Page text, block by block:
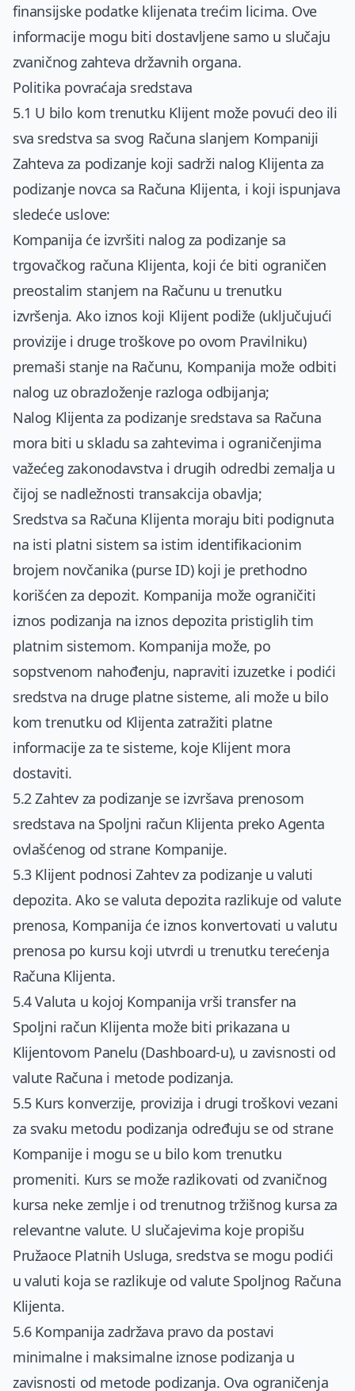
finansijske podatke klijenata trećim licima. Ove
informacije mogu biti dostavljene samo u slučaju
zvaničnog zahteva državnih organa.
Politika povraćaja sredstava
5.1 U bilo kom trenutku Klijent može povući deo ili
sva sredstva sa svog Računa slanjem Kompaniji
Zahteva za podizanje koji sadrži nalog Klijenta za
podizanje novca sa Računa Klijenta, i koji ispunjava
sledeće uslove:
Kompanija će izvršiti nalog za podizanje sa
trgovačkog računa Klijenta, koji će biti ograničen
preostalim stanjem na Računu u trenutku
izvršenja. Ako iznos koji Klijent podiže (uključujući
provizije i druge troškove po ovom Pravilniku)
premaši stanje na Računu, Kompanija može odbiti
nalog uz obrazloženje razloga odbijanja;
Nalog Klijenta za podizanje sredstava sa Računa
mora biti u skladu sa zahtevima i ograničenjima
važećeg zakonodavstva i drugih odredbi zemalja u
čijoj se nadležnosti transakcija obavlja;
Sredstva sa Računa Klijenta moraju biti podignuta
na isti platni sistem sa istim identifikacionim
brojem novčanika (purse ID) koji je prethodno
korišćen za depozit. Kompanija može ograničiti
iznos podizanja na iznos depozita pristiglih tim
platnim sistemom. Kompanija može, po
sopstvenom nahođenju, napraviti izuzetke i podići
sredstva na druge platne sisteme, ali može u bilo
kom trenutku od Klijenta zatražiti platne
informacije za te sisteme, koje Klijent mora
dostaviti.
5.2 Zahtev za podizanje se izvršava prenosom
sredstava na Spoljni račun Klijenta preko Agenta
ovlašćenog od strane Kompanije.
5.3 Klijent podnosi Zahtev za podizanje u valuti
depozita. Ako se valuta depozita razlikuje od valute
prenosa, Kompanija će iznos konvertovati u valutu
prenosa po kursu koji utvrdi u trenutku terećenja
Računa Klijenta.
5.4 Valuta u kojoj Kompanija vrši transfer na
Spoljni račun Klijenta može biti prikazana u
Klijentovom Panelu (Dashboard-u), u zavisnosti od
valute Računa i metode podizanja.
5.5 Kurs konverzije, provizija i drugi troškovi vezani
za svaku metodu podizanja određuju se od strane
Kompanije i mogu se u bilo kom trenutku
promeniti. Kurs se može razlikovati od zvaničnog
kursa neke zemlje i od trenutnog tržišnog kursa za
relevantne valute. U slučajevima koje propišu
Pružaoce Platnih Usluga, sredstva se mogu podići
u valuti koja se razlikuje od valute Spoljnog Računa
Klijenta.
5.6 Kompanija zadržava pravo da postavi
minimalne i maksimalne iznose podizanja u
zavisnosti od metode podizanja. Ova ograničenja